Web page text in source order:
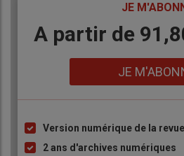
JE
Body
A partir de
JE
Liste
à
Version numérique de la
2 ans d'archives numériques